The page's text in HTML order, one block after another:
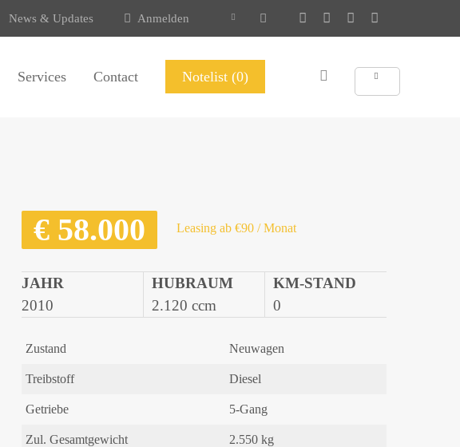
News & Updates Anmelden
Services Contact Notelist (0)
€ 58.000 Leasing ab €90 / Monat
JAHR
2010
HUBRAUM
2.120 ccm
KM-STAND
0
Zustand Neuwagen
Treibstoff Diesel
Getriebe 5-Gang
Zul. Gesamtgewicht 2.550 kg